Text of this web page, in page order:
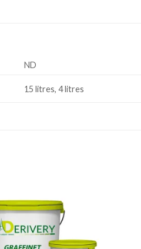
ND
15 litres, 4 litres